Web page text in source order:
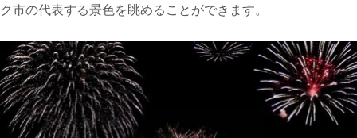
ク市の代表する景色を眺めることができます。